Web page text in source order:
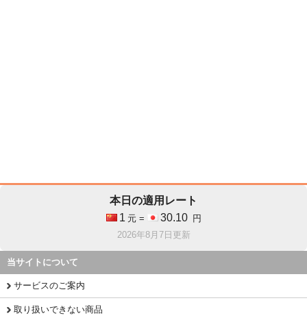
本日の適用レート
1 元 = 30.10
円
2026年8月7日更新
当サイトについて
サービスのご案内
取り扱いできない商品